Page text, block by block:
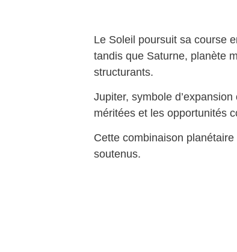
Le Soleil poursuit sa course
tandis que Saturne, planète
structurants.
Jupiter, symbole
méritées et les opportunités
Cette combinaison
soutenus.